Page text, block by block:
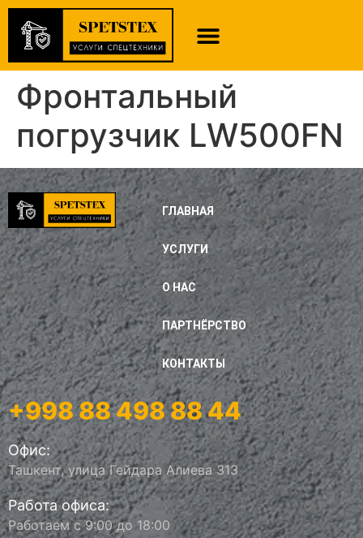
Фронтальный
погрузчик LW500FN
ГЛАВНАЯ
УСЛУГИ
О НАС
ПАРТНЁРСТВО
КОНТАКТЫ
+998 88 498 88 44
Офис:
Ташкент, улица Гейдара Алиева 313
Работа офиса:
Работаем с 9:00 до 18:00